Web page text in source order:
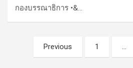
กองบรรณาธิการ •&…
pagination
Previous 1 …